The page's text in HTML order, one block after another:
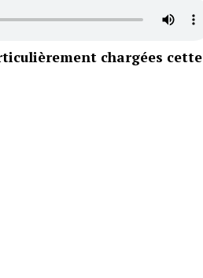
chargées cette